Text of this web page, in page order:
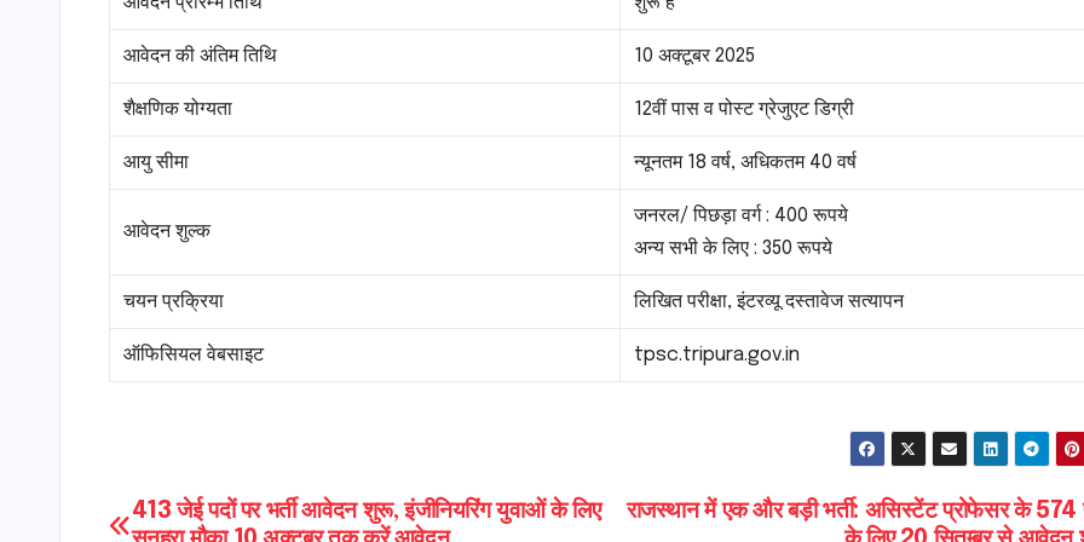
आवेदन की अंतिम तिथि 10 अक्टूबर 2025
शैक्षणिक योग्यता 12वीं पास व पोस्ट ग्रेजुएट डिग्री
आयु सीमा न्यूनतम 18 वर्ष, अधिकतम 40 वर्ष
आवेदन शुल्क
जनरल/ पिछड़ा वर्ग : 400 रूपये
अन्य सभी के लिए : 350 रूपये
चयन प्रक्रिया लिखित परीक्षा, इंटरव्यू दस्तावेज सत्यापन
ऑफिसियल वेबसाइट tpsc.tripura.gov.in
Post
राजस्थान में एक और बड़ी भर्ती: असिस्टेंट प्रोफेसर के 574
413 जेई पदों पर भर्ती आवेदन शुरू, इंजीनियरिंग युवाओं के लिए